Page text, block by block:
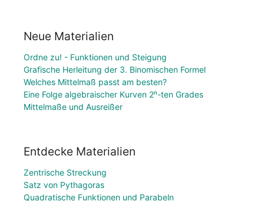
Neue Materialien
Ordne zu! - Funktionen und Steigung
Grafische Herleitung der 3. Binomischen Formel
Welches Mittelmaß passt am besten?
Eine Folge algebraischer Kurven 2ⁿ-ten Grades
Mittelmaße und Ausreißer
Entdecke Materialien
Zentrische Streckung
Satz von Pythagoras
Quadratische Funktionen und Parabeln